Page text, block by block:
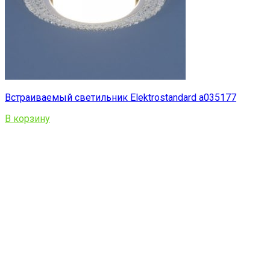
Встраиваемый светильник Elektrostandard a035177
В корзину